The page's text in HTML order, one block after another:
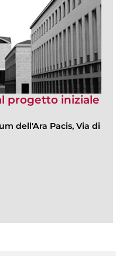
progetto iniziale
dell'Ara Pacis, Via di